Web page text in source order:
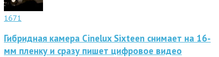
1671
Гибридная камера Cinelux Sixteen снимает на 16-
мм пленку и сразу пишет цифровое видео